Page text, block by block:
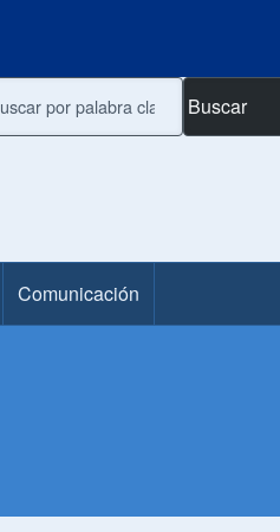
Comunicación